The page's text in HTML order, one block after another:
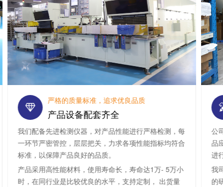
严格的质量标准，追求优良品质
产品设备配套齐全
我们配备先进检测仪器，对产品性能进行严格检测，每
一环节严密管控，层层把关，力求各项性能指标均符合
标准，以保障产品良好的品质。
产品采用高性能材料，使用寿命长，寿命达1万- 5万小
时，在同行业是比较优良的水平，支持定制， 出货量
公
品
进
我
的